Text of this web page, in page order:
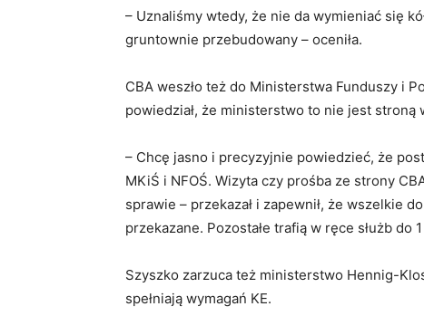
– Uznaliśmy wtedy, że nie da wymieniać się
gruntownie przebudowany – oceniła.
CBA weszło też do Ministerstwa Funduszy i
powiedział, że ministerstwo to nie jest
– Chcę jasno i precyzyjnie powiedzieć, że
MKiŚ i NFOŚ. Wizyta czy prośba ze strony
sprawie – przekazał i zapewnił, że wszelkie
przekazane. Pozostałe trafią w ręce służb do
Szyszko zarzuca też ministerstwo Hennig-
spełniają wymagań KE.